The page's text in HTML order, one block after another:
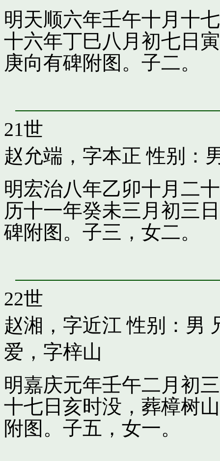
明天顺六年壬午十月十
十六年丁巳八月初七日
庚向有碑附图。子二。
21世
赵允端，字本正 性别：
明宏治八年乙卯十月二
历十一年癸未三月初三
碑附图。子三，女二。
22世
赵湘，字近江 性别：男
爱，字梓山
明嘉庆元年壬午二月初
十七日亥时没，葬樟树
附图。子五，女一。